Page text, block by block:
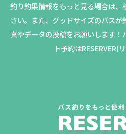
釣り釣果情報をもっと見る場合は、
さい。 また、グッドサイズのバス
真やデータの投稿をお願いします！
ト予約はRESERVER(